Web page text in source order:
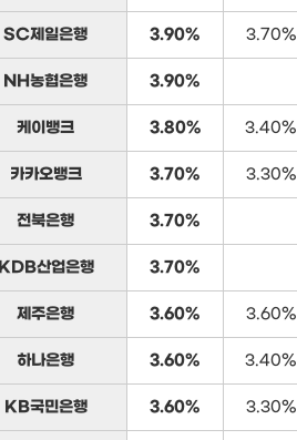
SC제일은행 3.90% 3.70%
NH농협은행 3.90%
케이뱅크 3.80% 3.40%
카카오뱅크 3.70% 3.30%
전북은행 3.70%
KDB산업은행 3.70%
제주은행 3.60% 3.60%
하나은행 3.60% 3.40%
KB국민은행 3.60% 3.30%